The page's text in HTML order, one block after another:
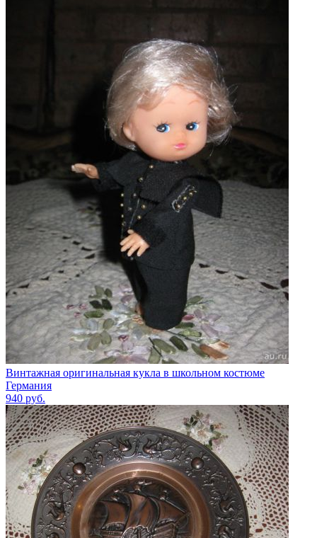
Винтажная оригинальная кукла в школьном костюме
Германия
940 руб.